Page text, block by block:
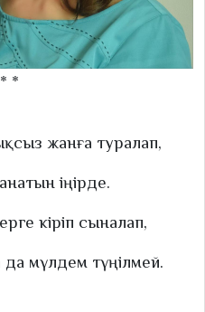
*
жанға туралап,
іңірде.
кіріп сыналап,
мүлдем түңілмей.